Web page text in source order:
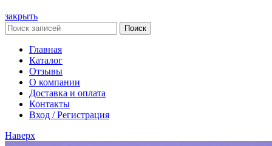
закрыть
Поиск
Главная
Каталог
Отзывы
О компании
Доставка и оплата
Контакты
Вход / Регистрация
Наверх